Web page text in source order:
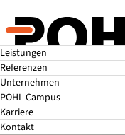
Leistungen
Referenzen
Unternehmen
POHL-Campus
Karriere
Kontakt